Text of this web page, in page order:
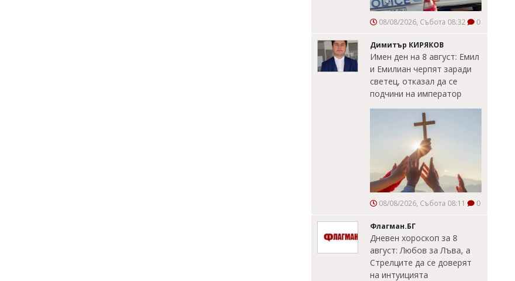
08/08/2026, Събота 08:32 0
Димитър КИРЯКОВ
Имен ден на 8 август: Емил
и Емилиан черпят заради
светец, отказал да се
подчини на император
08/08/2026, Събота 08:11 0
Флагман.БГ
Дневен хороскоп за 8
август: Любов за Лъва, а
Стрелците да се доверят
на интуицията